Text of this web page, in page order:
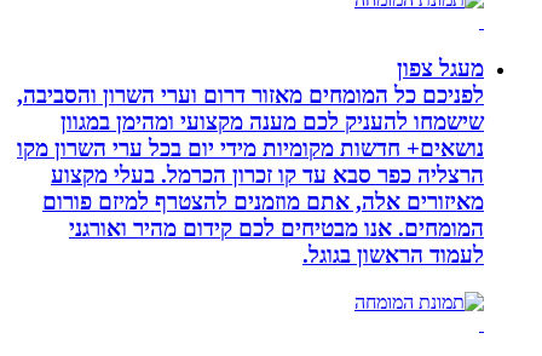
מעגל צפון
לפניכם כל המומחים מאזור דרום וערי השרון והסביבה,
שישמחו להעניק לכם מענה מקצועי ומהימן במגוון
נושאים+ חדשות מקומיות מידי יום בכל ערי השרון מקו
הרצליה כפר סבא עד קו זכרון הכרמל. בעלי מקצוע
מאיזורים אלה, אתם מוזמנים להצטרף למיזם פורום
המומחים. אנו מבטיחים לכם קידום מהיר ואורגני
לעמוד הראשון בגוגל.